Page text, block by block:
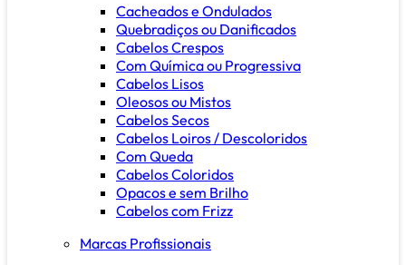
Cacheados e Ondulados
Quebradiços ou Danificados
Cabelos Crespos
Com Química ou Progressiva
Cabelos Lisos
Oleosos ou Mistos
Cabelos Secos
Cabelos Loiros / Descoloridos
Com Queda
Cabelos Coloridos
Opacos e sem Brilho
Cabelos com Frizz
Marcas Profissionais